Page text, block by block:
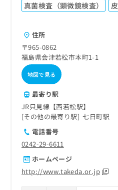
真菌検査（顕微鏡検査）
住所
〒965-0862
福島県会津若松市本町1-1
地図で見る
最寄り駅
JR只見線【西若松駅】
その他の最寄り駅
七日町駅
電話番号
0242-29-6611
ホームページ
http://www.takeda.or.jp